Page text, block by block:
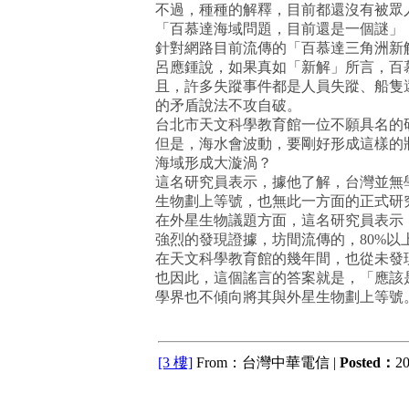
不過，種種的解釋，目前都還沒有被
「百慕達海域問題，目前還是一個謎
針對網路目前流傳的「百慕達三角洲
呂應鍾說，如果真如「新解」所言，
且，許多失蹤事件都是人員失蹤、船
的矛盾說法不攻自破。
台北市天文科學教育館一位不願具名
但是，海水會波動，要剛好形成這樣
海域形成大漩渦？
這名研究員表示，據他了解，台灣並
生物劃上等號，也無此一方面的正式研
在外星生物議題方面，這名研究員表
強烈的發現證據，坊間流傳的，80%
在天文科學教育館的幾年間，也從未
也因此，這個謠言的答案就是，「應
學界也不傾向將其與外星生物劃上等號
[3 樓] From：台灣中華電信 | Posted：